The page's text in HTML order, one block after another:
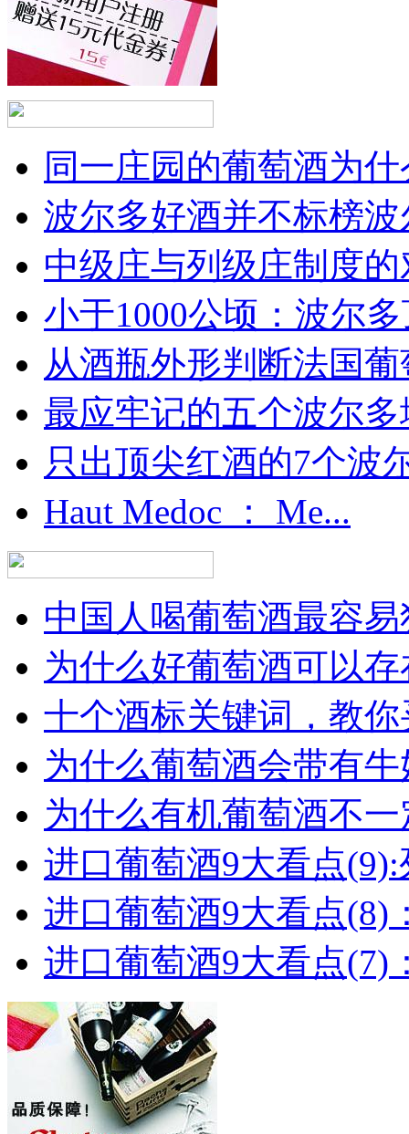
同一庄园的葡萄酒为
波尔多好酒并不标榜
中级庄与列级庄制度
小于1000公顷：波尔
从酒瓶外形判断法国
最应牢记的五个波尔多
只出顶尖红酒的7个波
Haut Medoc ： Me...
中国人喝葡萄酒最容
为什么好葡萄酒可以
十个酒标关键词，教
为什么葡萄酒会带有
为什么有机葡萄酒不
进口葡萄酒9大看点(9):
进口葡萄酒9大看点(8)
进口葡萄酒9大看点(7)